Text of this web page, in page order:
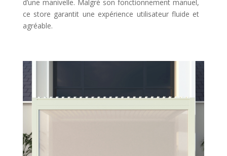
d’une manivelle. Malgré son fonctionnement manuel,
ce store garantit une expérience utilisateur fluide et
agréable.